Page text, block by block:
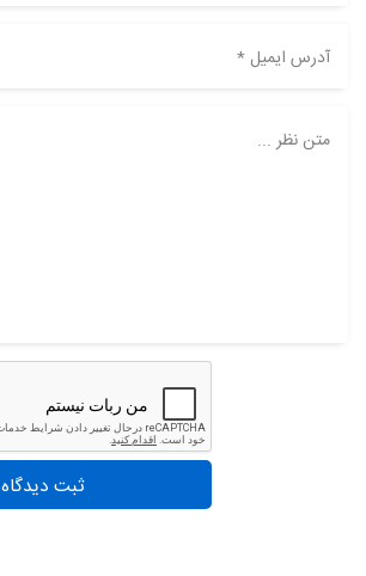
آدرس ایمیل *
متن نظر ...
ثبت دیدگاه